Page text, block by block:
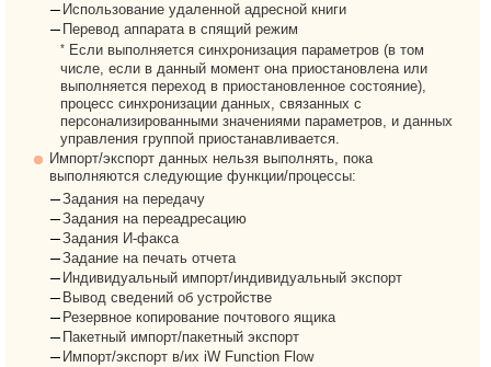
Использование удаленной адресной книги
Перевод аппарата в спящий режим
* Если выполняется синхронизация параметров (в том
числе, если в данный момент она приостановлена или
выполняется переход в приостановленное состояние),
процесс синхронизации данных, связанных с
персонализированными значениями параметров, и данных
управления группой приостанавливается.
Импорт/экспорт данных нельзя выполнять, пока
выполняются следующие функции/процессы:
Задания на передачу
Задания на переадресацию
Задания И-факса
Задание на печать отчета
Индивидуальный импорт/индивидуальный экспорт
Вывод сведений об устройстве
Резервное копирование почтового ящика
Пакетный импорт/пакетный экспорт
Импорт/экспорт в/их iW Function Flow